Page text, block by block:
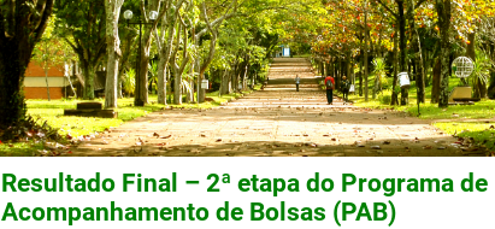
Resultado Final – 2ª etapa do Programa de
Acompanhamento de Bolsas (PAB)